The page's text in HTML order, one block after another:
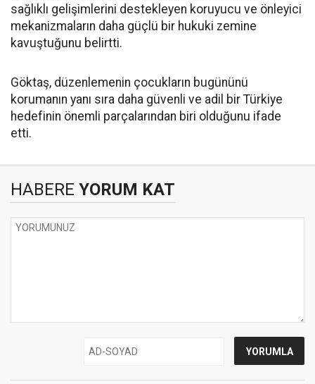
sağlıklı gelişimlerini destekleyen koruyucu ve önleyici
mekanizmaların daha güçlü bir hukuki zemine
kavuştuğunu belirtti.
Göktaş, düzenlemenin çocukların bugününü
korumanın yanı sıra daha güvenli ve adil bir Türkiye
hedefinin önemli parçalarından biri olduğunu ifade
etti.
HABERE YORUM KAT